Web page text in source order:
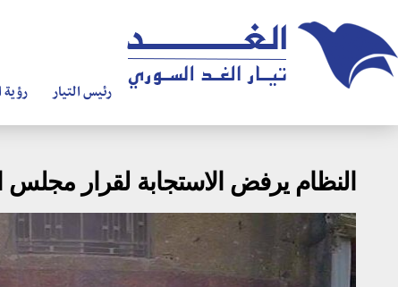
رئيس التيار رؤية
النظام يرفض الاستجابة لقرار